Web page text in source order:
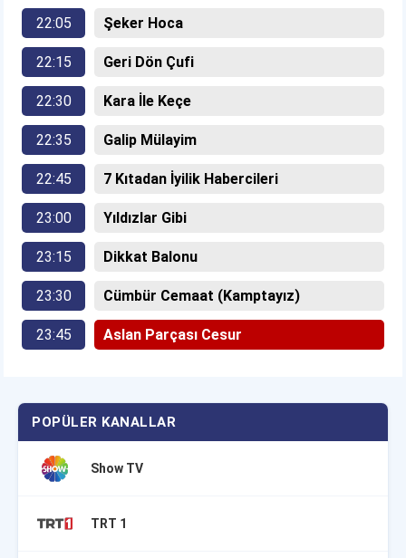
22:05 Şeker Hoca
22:15 Geri Dön Çufi
22:30 Kara İle Keçe
22:35 Galip Mülayim
22:45 7 Kıtadan İyilik Habercileri
23:00 Yıldızlar Gibi
23:15 Dikkat Balonu
23:30 Cümbür Cemaat (Kamptayız)
23:45 Aslan Parçası Cesur
POPÜLER KANALLAR
Show TV
TRT 1